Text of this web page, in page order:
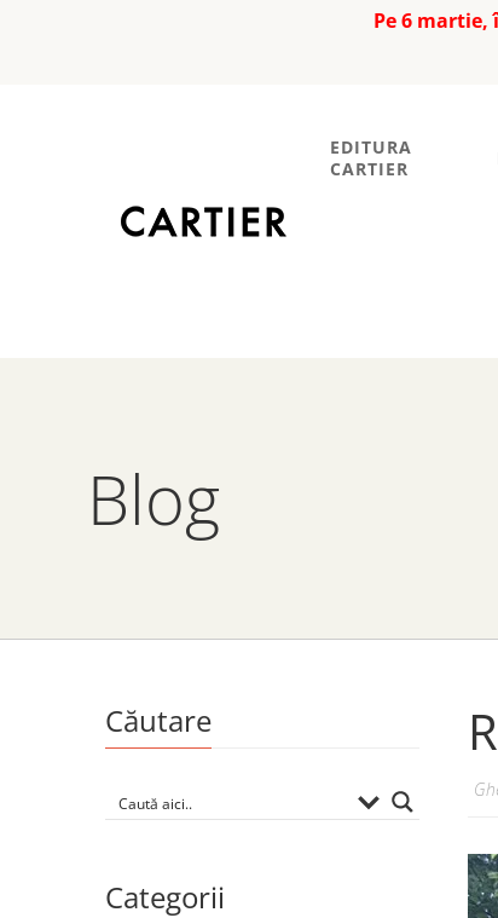
Pe 6
EDITURA
CARTIER
Blog
Căutare
Categorii